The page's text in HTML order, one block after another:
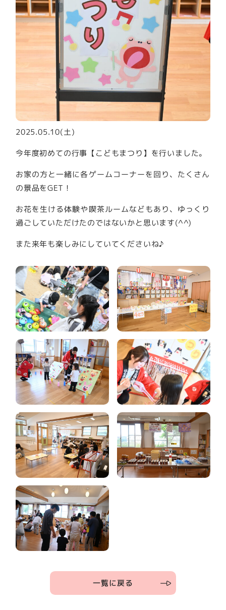
2025.05.10(土)
今年度初めての行事【こどもまつり】を行いました。
お家の方と一緒に各ゲームコーナーを回り、たくさん
の景品をGET！
お花を生ける体験や喫茶ルームなどもあり、ゆっくり
過ごしていただけたのではないかと思います(^^)
また来年も楽しみにしていてくださいね♪
一覧に戻る